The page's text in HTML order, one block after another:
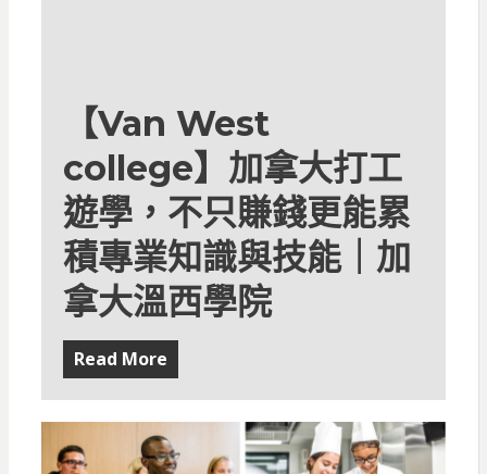
【Van West
college】加拿大打工
遊學，不只賺錢更能累
積專業知識與技能｜加
拿大溫西學院
Read More